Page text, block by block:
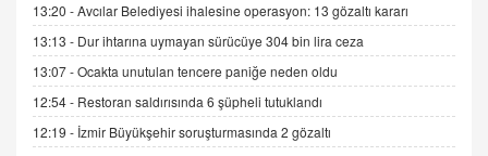
DR. EKREM ASLAN
Gerçek Ne, Algı Ne? "Beraber Yürüyoruz"
Cümlesinin Peşinden
19.07.2025 12:45
GÖNÜL MENEKŞE
Şifacının Yolu
13:20 -Avcılar Belediyesi ihalesine operasyon: 13 gözaltı kararı
13:13 - Dur ihtarına uymayan sürücüye 304 bin lira ceza
13:07 -Ocakta unutulan tencere paniğe neden oldu
12:54 - Restoran saldırısında 6 şüpheli tutuklandı
12:19 - İzmir Büyükşehir soruşturmasında 2 gözaltı